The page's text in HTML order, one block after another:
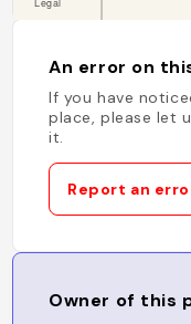
An error on
If you have
place, please let
it.
Report an
Owner of this